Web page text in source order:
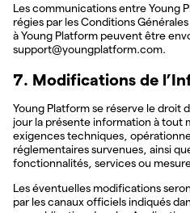
Les communications entre Young
régies par les Conditions
à Young Platform peuvent être
support@youngplatform.com.
7. Modifications de
Young Platform se réserve le droit
jour la présente information à tout
exigences techniques,
réglementaires survenues, ainsi
fonctionnalités, services ou
Les éventuelles modifications
par les canaux officiels indiqués